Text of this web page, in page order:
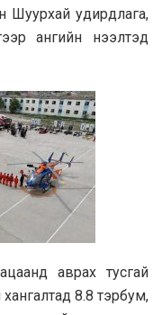
Шуурхай удирдлага,
ангийн нээлтэд
аврах тусгай
8.8 тэрбум,